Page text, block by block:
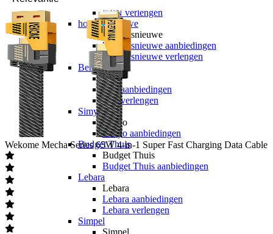
KPN verlengen
hollandsnieuwe
hollandsnieuwe
hollandsnieuwe aanbiedingen
hollandsnieuwe verlengen
Ben
Ben
Ben aanbiedingen
Ben verlengen
Simyo
Simyo
Simyo aanbiedingen
Budget Thuis
Budget Thuis
Budget Thuis aanbiedingen
Lebara
Lebara
Lebara aanbiedingen
Lebara verlengen
Simpel
Simpel
Wekome Mecha Series 65W 4-in-1 Super Fast Charging Data Cable